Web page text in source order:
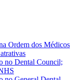
Ordem dos Médicos
no Dental Council;